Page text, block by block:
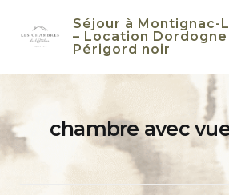
Séjour à Montignac-
– Location Dordogne
Périgord noir
chambre avec